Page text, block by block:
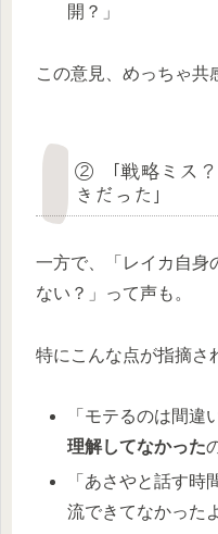
開？」
この意見、めっちゃ
② 「戦略ミス
きだった」
一方で、「レイカ自身
ない？」って声も。
特にこんな点が指摘さ
「モテるのは間違
理解してなかった
「あさやと話す時
流できてなかった